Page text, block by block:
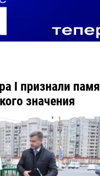
I признали
значения